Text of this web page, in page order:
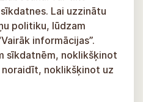
Lai uzzinātu
politiku, lūdzam
informācijas”.
sīkdatnēm, noklikšķinot
noraidīt, noklikšķinot uz